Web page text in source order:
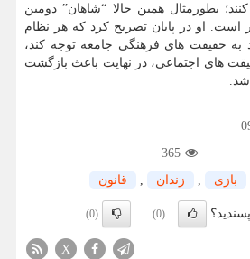
بطورمثال همین حالا “شاهان” دومین
او در پایان تصریح کرد که هر نظام
به حقیقت های فرهنگی جامعه توجه کند،
های اجتماعی، در نهایت باعث بازگشت
365
بازی , زندان , قانون
(0)
(0)
X